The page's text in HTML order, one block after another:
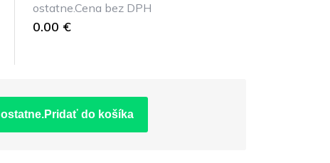
ostatne.Cena bez DPH
0.00 €
ostatne.Pridať do košíka